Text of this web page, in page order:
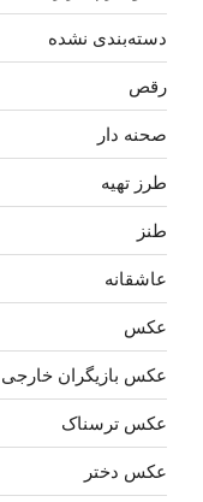
دسته‌بندی نشده
رقص
صحنه دار
طرز تهیه
طنز
عاشقانه
عکس
عکس بازیگران خارجی
عکس ترسناک
عکس دختر